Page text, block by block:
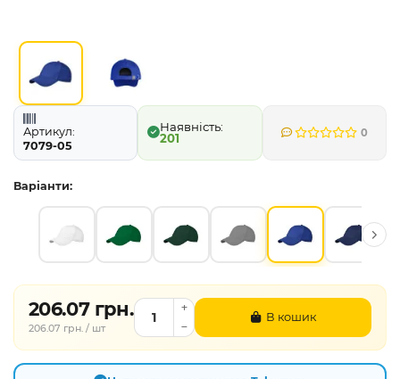
Артикул:
7079-05
201 0
Варіанти:
206.07 грн.
206.07 грн. / шт
В кошик